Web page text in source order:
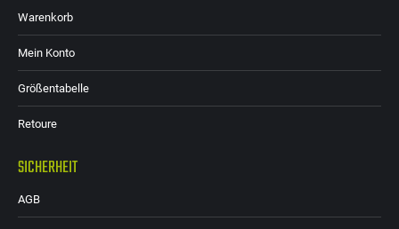
Warenkorb
Mein Konto
Größentabelle
Retoure
SICHERHEIT
AGB